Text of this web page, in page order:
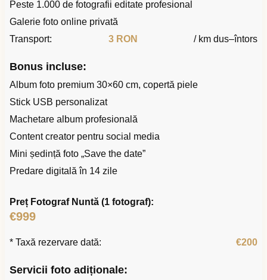
Peste 1.000 de fotografii editate profesional
Galerie foto online privată
Transport:
3 RON / km dus–întors
Bonus incluse:
Album foto premium 30×60 cm, copertă piele
Stick USB personalizat
Machetare album profesională
Content creator pentru social media
Mini ședință foto „Save the date”
Predare digitală în 14 zile
Preț Fotograf Nuntă (1 fotograf):
€999
* Taxă rezervare dată: €200
Servicii foto adiționale: